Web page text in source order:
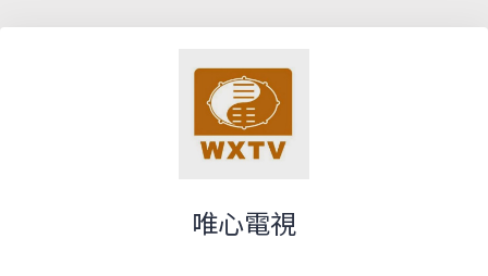
唯心電視